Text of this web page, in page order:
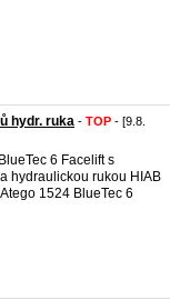
hydr. ruka - TOP - [9.8.
6 Facelift s
hydraulickou rukou HIAB
1524 BlueTec 6